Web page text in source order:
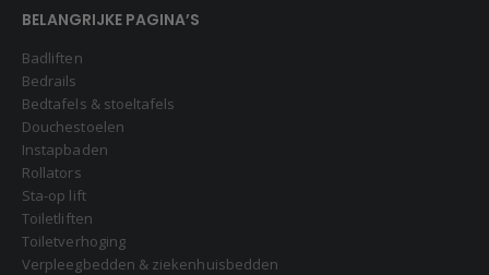
BELANGRIJKE PAGINA’S
Badliften
Bedrails
Bedtafels & stoeltafels
Douchestoelen
Instapbaden
Rollators
Sta-op lift
Toiletliften
Toiletverhoging
Verpleegbedden & ziekenhuisbedden